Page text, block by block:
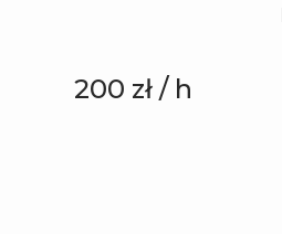
200 zł / h